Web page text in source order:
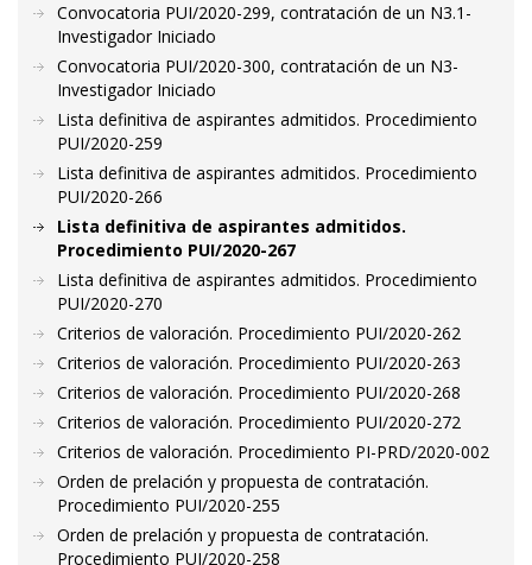
Convocatoria PUI/2020-299, contratación de un N3.1-
Investigador Iniciado
Convocatoria PUI/2020-300, contratación de un N3-
Investigador Iniciado
Lista definitiva de aspirantes admitidos. Procedimiento
PUI/2020-259
Lista definitiva de aspirantes admitidos. Procedimiento
PUI/2020-266
Lista definitiva de aspirantes admitidos.
Procedimiento PUI/2020-267
Lista definitiva de aspirantes admitidos. Procedimiento
PUI/2020-270
Criterios de valoración. Procedimiento PUI/2020-262
Criterios de valoración. Procedimiento PUI/2020-263
Criterios de valoración. Procedimiento PUI/2020-268
Criterios de valoración. Procedimiento PUI/2020-272
Criterios de valoración. Procedimiento PI-PRD/2020-002
Orden de prelación y propuesta de contratación.
Procedimiento PUI/2020-255
Orden de prelación y propuesta de contratación.
Procedimiento PUI/2020-258